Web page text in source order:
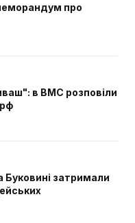
про
в ВМС розповіли
Буковині затримали